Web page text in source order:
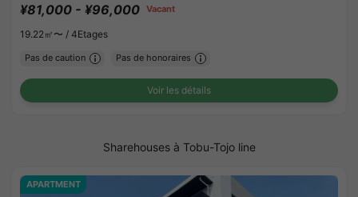
¥81,000 - ¥96,000 Vacant
19.22㎡〜 / 4Etages
Pas de caution Pas de honoraires
Voir les détails
Sharehouses à Tobu-Tojo line
APARTMENT